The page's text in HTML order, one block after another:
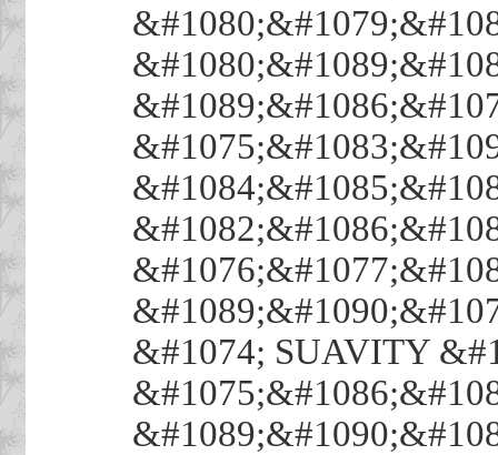
&#1074; SUAVITY